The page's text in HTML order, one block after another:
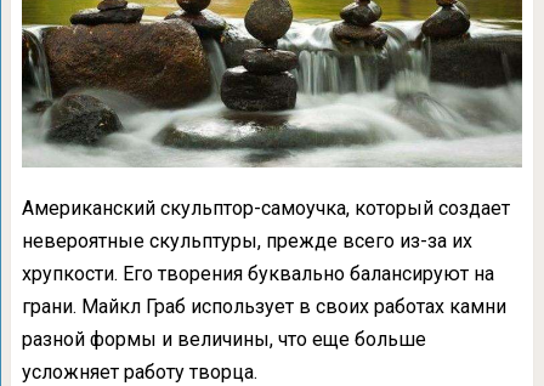
Американский скульптор-самоучка, который создает
невероятные скульптуры, прежде всего из-за их
хрупкости. Его творения буквально балансируют на
грани. Майкл Граб использует в своих работах камни
разной формы и величины, что еще больше
усложняет работу творца.